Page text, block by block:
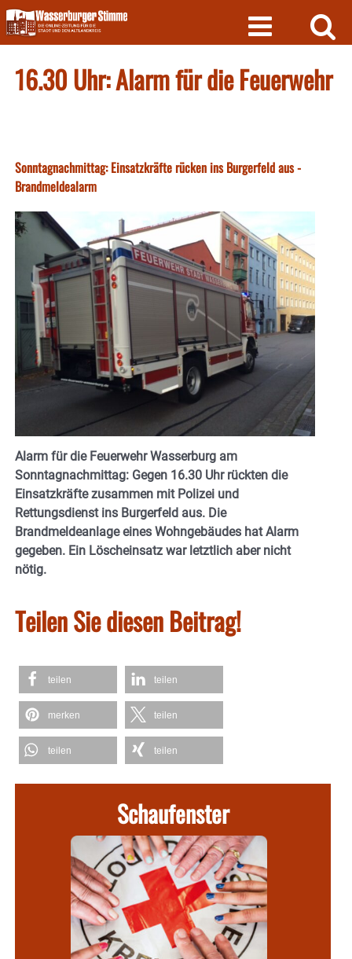
Skip
to
content
16.30 Uhr: Alarm für die Feuerwehr
Sonntagnachmittag: Einsatzkräfte rücken ins Burgerfeld aus -
Brandmeldealarm
Alarm für die Feuerwehr Wasserburg am
Sonntagnachmittag: Gegen 16.30 Uhr rückten die
Einsatzkräfte zusammen mit Polizei und
Rettungsdienst ins Burgerfeld aus. Die
Brandmeldeanlage eines Wohngebäudes hat Alarm
gegeben. Ein Löscheinsatz war letztlich aber nicht
nötig.
Teilen Sie diesen Beitrag!
teilen teilen
merken teilen
teilen teilen
Schaufenster